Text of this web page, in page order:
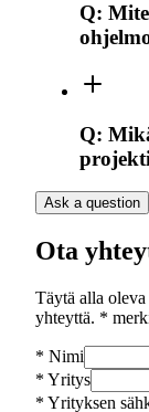
Q:
Q:
Ask a question
Ota
Täytä alla
yhteyttä. *
* Nimi
* Yritys
* Yrityksen